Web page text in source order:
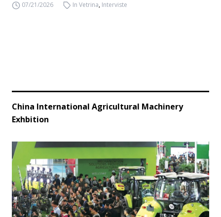
07/21/2026 In Vetrina, Interviste
China International Agricultural Machinery
Exhbition